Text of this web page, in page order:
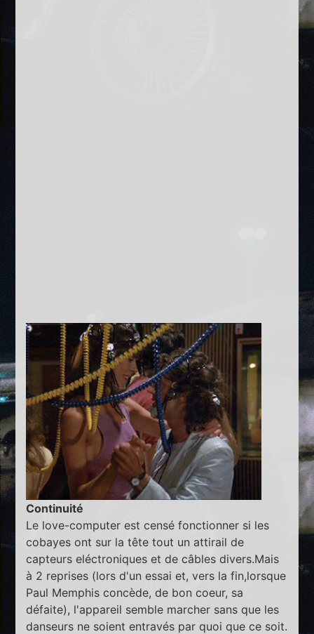
Continuité
Le love-computer est censé fonctionner si les
cobayes ont sur la tête tout un attirail de
capteurs eléctroniques et de câbles divers.Mais
à 2 reprises (lors d'un essai et, vers la fin,lorsque
Paul Memphis concède, de bon coeur, sa
défaite), l'appareil semble marcher sans que les
danseurs ne soient entravés par quoi que ce soit.